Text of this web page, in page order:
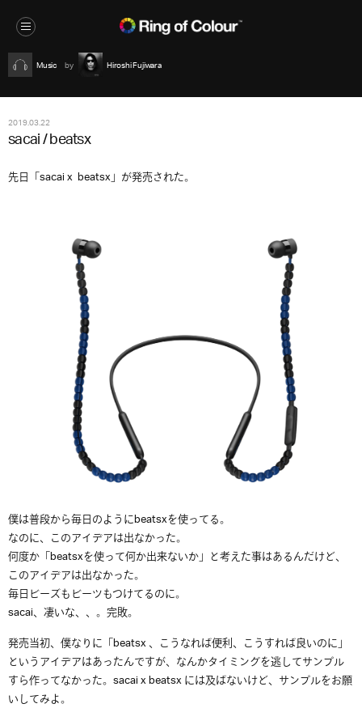
Music Hiroshi Fujiwara
2019.03.22
sacai / beatsx
先日「sacai x beatsx」が発売された。
僕は普段から毎日のようにbeatsxを使ってる。
なのに、このアイデアは出なかった。
何度か「beatsxを使って何か出来ないか」と考えた事はあるんだけど、
このアイデアは出なかった。
毎日ビーズもビーツもつけてるのに。
sacai、凄いな、、。完敗。
発売当初、僕なりに「beatsx 、こうなれば便利、こうすれば良いのに」
というアイデアはあったんですが、なんかタイミングを逃してサンプル
すら作ってなかった。sacai x beatsx には及ばないけど、サンプルをお願
いしてみよ。